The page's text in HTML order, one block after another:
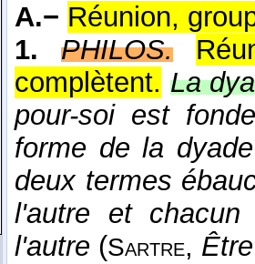
A.− Réunion,
1.
PHILOS.
complètent. La
pour-soi est
forme de la
deux termes
l'autre et
l'autre (Sartre,